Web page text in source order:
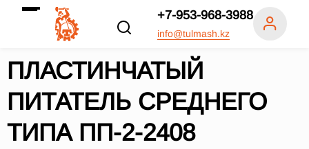
+7-953-968-3988
info@tulmash.kz
ПЛАСТИНЧАТЫЙ
ПИТАТЕЛЬ СРЕДНЕГО
ТИПА ПП-2-2408